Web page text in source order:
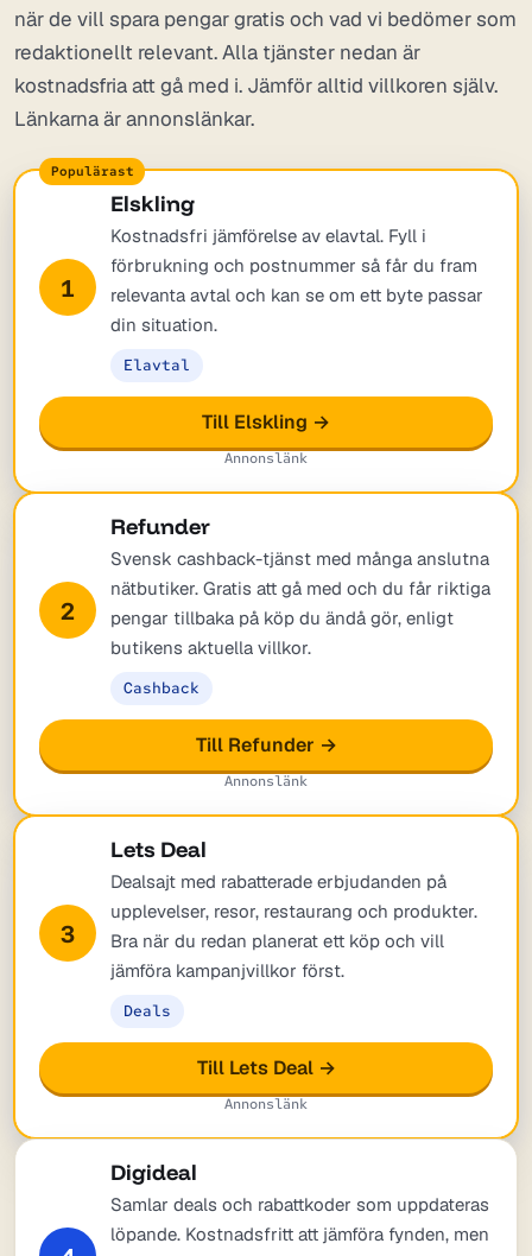
när de vill spara pengar gratis och vad vi bedömer som
redaktionellt relevant. Alla tjänster nedan är
kostnadsfria att gå med i. Jämför alltid villkoren själv.
Länkarna är annonslänkar.
1
Elskling
Kostnadsfri jämförelse av elavtal. Fyll i
förbrukning och postnummer så får du fram
relevanta avtal och kan se om ett byte passar
din situation.
Elavtal
Till Elskling →
Annonslänk
2
Refunder
Svensk cashback-tjänst med många anslutna
nätbutiker. Gratis att gå med och du får riktiga
pengar tillbaka på köp du ändå gör, enligt
butikens aktuella villkor.
Cashback
Till Refunder →
Annonslänk
3
Lets Deal
Dealsajt med rabatterade erbjudanden på
upplevelser, resor, restaurang och produkter.
Bra när du redan planerat ett köp och vill
jämföra kampanjvillkor först.
Deals
Till Lets Deal →
Annonslänk
Digideal
Samlar deals och rabattkoder som uppdateras
löpande. Kostnadsfritt att jämföra fynden, men